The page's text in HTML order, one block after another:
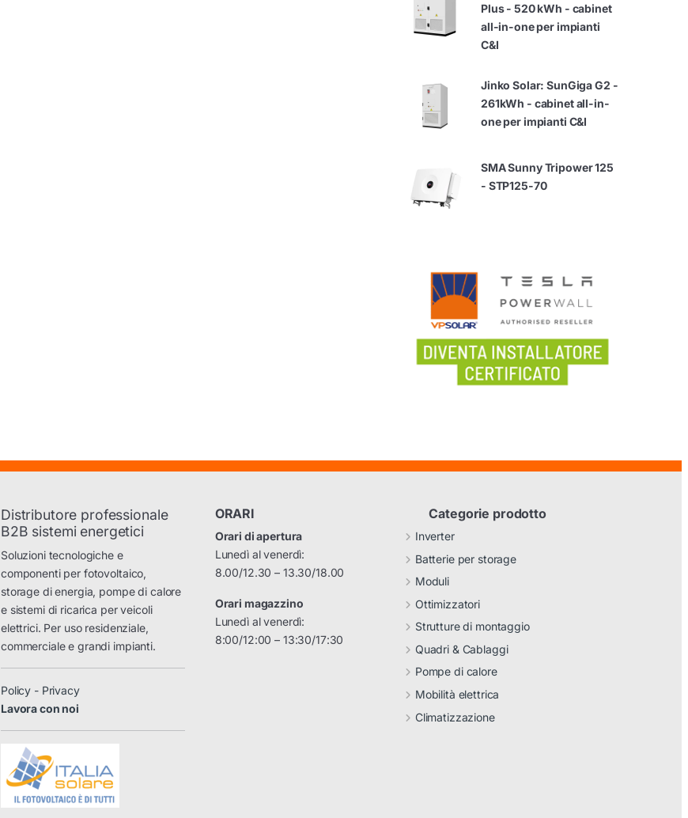
Plus - 520 kWh - cabinet
all-in-one per impianti
C&I
Jinko Solar: SunGiga G2 -
261kWh - cabinet all-in-
one per impianti C&I
SMA Sunny Tripower 125
- STP125-70
Distributore professionale
B2B sistemi energetici
Soluzioni tecnologiche e
componenti per fotovoltaico,
storage di energia, pompe di calore
e sistemi di ricarica per veicoli
elettrici. Per uso residenziale,
commerciale e grandi impianti.
Policy - Privacy
Lavora con noi
ORARI
Orari di apertura
Lunedì al venerdì:
8.00/12.30 – 13.30/18.00
Orari magazzino
Lunedì al venerdì:
8:00/12:00 – 13:30/17:30
Categorie prodotto
Inverter
Batterie per storage
Moduli
Ottimizzatori
Strutture di montaggio
Quadri & Cablaggi
Pompe di calore
Mobilità elettrica
Climatizzazione